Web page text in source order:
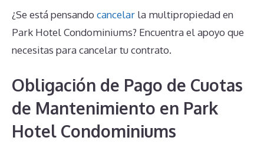
¿Se está pensando cancelar la multipropiedad en
Park Hotel Condominiums? Encuentra el apoyo que
necesitas para cancelar tu contrato.
Obligación de Pago de Cuotas
de Mantenimiento en Park
Hotel Condominiums